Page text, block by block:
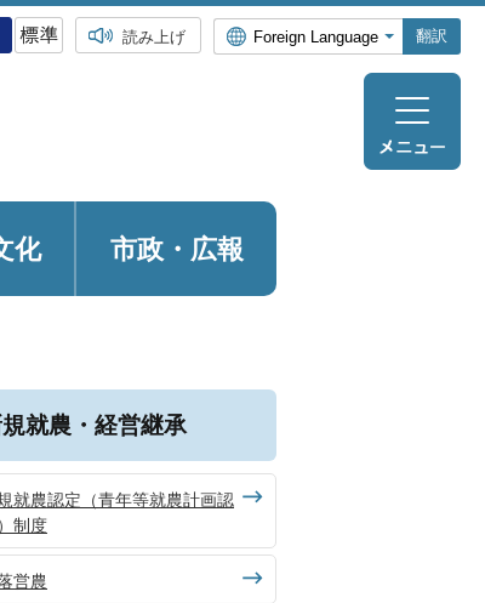
読み上げ 翻訳
化 市政・広報
就農・経営継承
就農認定（青年等就農計画認
制度
営農